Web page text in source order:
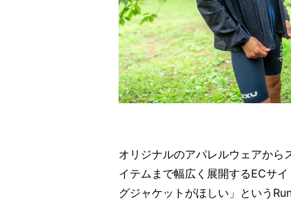
オリジナルのアパレルウェアから
イテムまで幅広く展開するECサ
グジャケットがほしい」という